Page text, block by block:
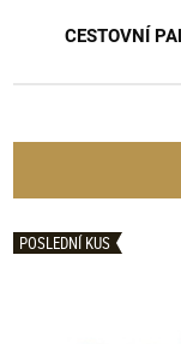
CESTOVNÍ
POSLEDNÍ KUS